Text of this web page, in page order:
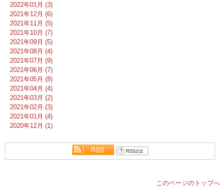
2022年01月 (3)
2021年12月 (6)
2021年11月 (5)
2021年10月 (7)
2021年09月 (5)
2021年08月 (4)
2021年07月 (9)
2021年06月 (7)
2021年05月 (8)
2021年04月 (4)
2021年03月 (2)
2021年02月 (3)
2021年01月 (4)
2020年12月 (1)
このページのトップへ